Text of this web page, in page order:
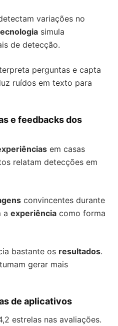
variações no
simula
de detecção.
perguntas e capta
ruídos em texto para
e feedbacks dos
em casas
relatam detecções em
convincentes durante
a experiência como forma
bastante os resultados.
gerar mais
de aplicativos
estrelas nas avaliações.